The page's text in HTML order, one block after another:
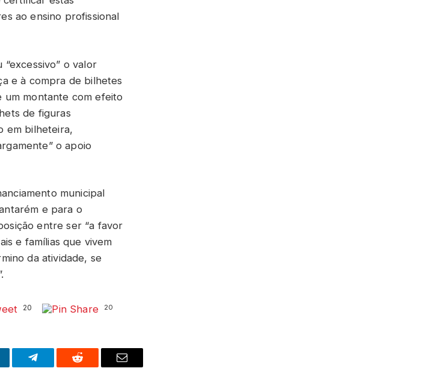
ao ensino profissional
o valor
e à compra de bilhetes
um montante com efeito
de figuras
em bilheteira,
o apoio
municipal
e para o
entre ser “a favor
e famílias que vivem
da atividade, se
20 20
Telegram Reddit Email